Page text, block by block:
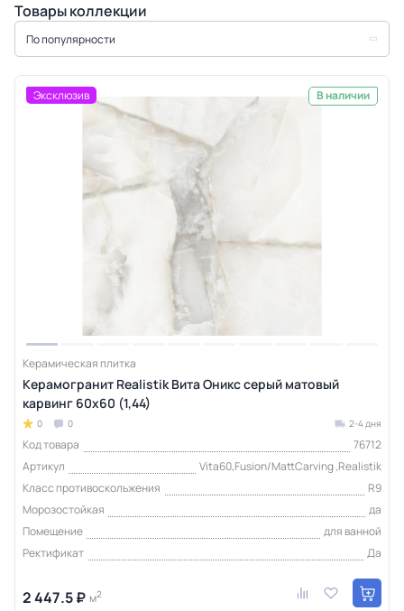
Товары коллекции
По популярности
Эксклюзив В наличии
Керамическая плитка
Керамогранит Realistik Вита Оникс серый матовый
карвинг 60x60 (1,44)
0 0 2-4 дня
Код товара
76712
Артикул
Vita60,Fusion/MattCarving ,Realistik
Класс противоскольжения
R9
Морозостойкая
да
Помещение
для ванной
Ректификат
Да
2 447.5 ₽ м2